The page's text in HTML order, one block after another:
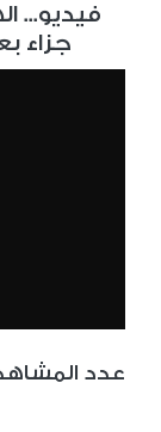
فيديو...
جزاء بعد 43 ثانية من بداية
: عدد